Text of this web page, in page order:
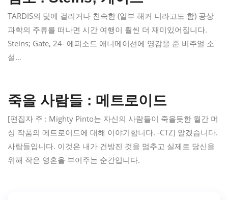
TARDIS의 덫에 걸리거나 친숙한 (일부 해커 니라고도 함) 공상
과학의 주류를 떠나면 시간 여행이 훨씬 더 재미있어집니다.
Steins; Gate, 24- 에피소드 애니메이션에 영감을 준 비주얼 소
설…
죽을 사람들 : 메트로이드
[편집자 주 : Mighty Pinto는 자신의 사람들이 죽을듯한 월간 머
싱 작품의 메트로이드에 대해 이야기합니다. -CTZ] 알겠습니다.
사람들입니다. 이것은 내가 건방진 것을 멈추고 실제로 당신을
위해 작은 영혼을 부어주는 순간입니다.